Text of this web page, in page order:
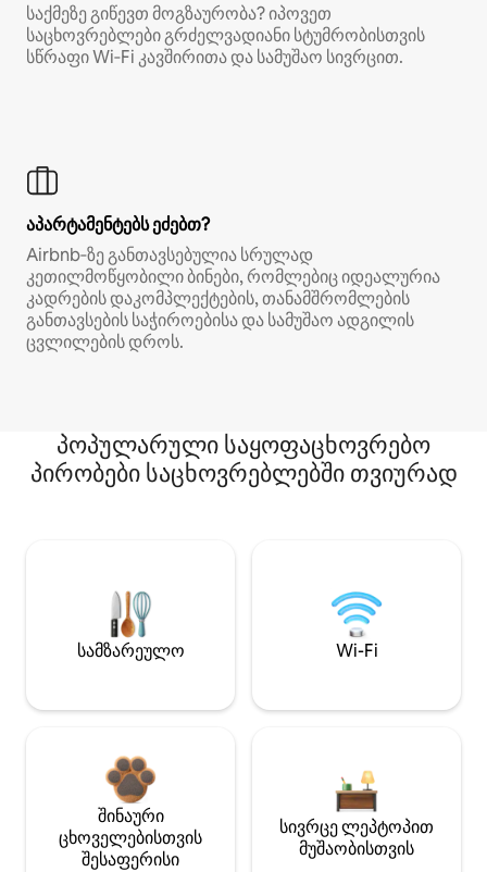
საქმეზე გიწევთ მოგზაურობა? იპოვეთ
საცხოვრებლები გრძელვადიანი სტუმრობისთვის
სწრაფი Wi‑Fi კავშირითა და სამუშაო სივრცით.
აპარტამენტებს ეძებთ?
Airbnb‑ზე განთავსებულია სრულად
კეთილმოწყობილი ბინები, რომლებიც იდეალურია
კადრების დაკომპლექტების, თანამშრომლების
განთავსების საჭიროებისა და სამუშაო ადგილის
ცვლილების დროს.
პოპულარული საყოფაცხოვრებო
პირობები საცხოვრებლებში თვიურად
სამზარეულო Wi-Fi
შინაური
ცხოველებისთვის
შესაფერისი
სივრცე ლეპტოპით
მუშაობისთვის